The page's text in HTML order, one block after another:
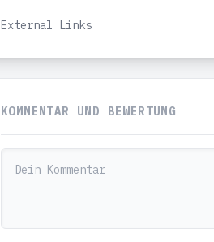
External Links
KOMMENTAR UND BEWERTUNG